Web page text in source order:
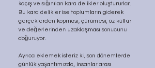
kaçış ve sığınılan kara delikler oluştururlar.
Bu kara delikler ise toplumların giderek
gerçeklerden kopması, çürümesi, öz kültür
ve değerlerinden uzaklaşması sonucunu
doğuruyor.
Ayrıca eklemek isteriz ki, son dönemlerde
günlük yaşantımızda, insanlar arası